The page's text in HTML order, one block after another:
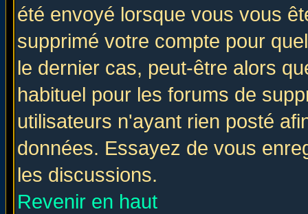
été envoyé lorsque vous vous
supprimé votre compte pour
le dernier cas, peut-être alors
habituel pour les forums de
utilisateurs n'ayant rien posté
données. Essayez de vous
les discussions.
Revenir en haut